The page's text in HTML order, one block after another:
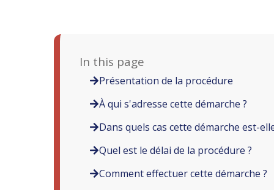
In this page
Présentation de la procédure
À qui s'adresse cette démarche ?
Dans quels cas cette démarche est-
Quel est le délai de la procédure ?
Comment effectuer cette démarche ?